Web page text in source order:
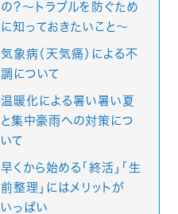
の？～トラブルを防ぐため
に知っておきたいこと～
気象病（天気痛）による不
調について
温暖化による暑い暑い夏
と集中豪雨への対策につ
いて
早くから始める「終活」「生
前整理」にはメリットが
いっぱい